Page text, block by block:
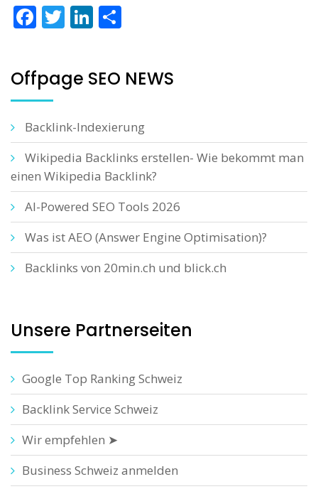
Facebook
TwitterLinkedIn
Offpage SEO NEWS
Backlink-Indexierung
Wikipedia Backlinks erstellen- Wie bekommt man
einen Wikipedia Backlink?
AI-Powered SEO Tools 2026
Was ist AEO (Answer Engine Optimisation)?
Backlinks von 20min.ch und blick.ch
Unsere Partnerseiten
Google Top Ranking Schweiz
Backlink Service Schweiz
Wir empfehlen ➤
Business Schweiz anmelden